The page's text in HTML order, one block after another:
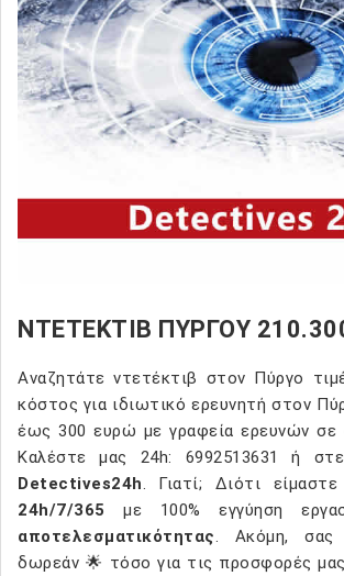
ΝΤΕΤΕΚΤΙΒ ΠΥΡΓΟΥ
Αναζητάτε ντετέκτιβ στον Πύργο
κόστος για ιδιωτικό ερευνητή στον
έως 300 ευρώ με γραφεία ερευνών σε
Καλέστε μας 24h: 6992513631 ή
Detectives24h. Γιατί; Διότι
24h/7/365 με 100% εγγύηση
αποτελεσματικότητας. Ακόμη, σας
δωρεάν 🌟 τόσο για τις προσφορές μας